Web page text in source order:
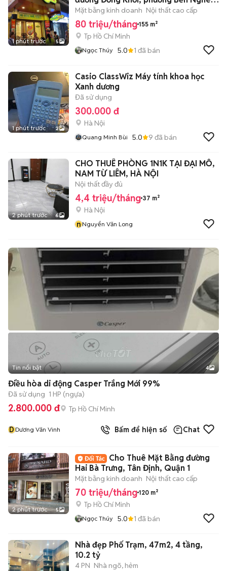
1 phút trước 5
Quận 1
Mặt bằng kinh doanh Nội thất cao cấp
80 triệu/tháng 155 m²
Tp Hồ Chí Minh
Ngọc Thúy 5.0 1 đã bán
1 phút trước 2
Casio ClassWiz Máy tính khoa học
Xanh dương
Đã sử dụng
300.000 đ
Hà Nội
Quang Minh Bùi 5.0 9 đã bán
2 phút trước 6
CHO THUÊ PHÒNG 1N1K TẠI ĐẠI MỖ,
NAM TỪ LIÊM, HÀ NỘI
Nội thất đầy đủ
4,4 triệu/tháng 37 m²
Hà Nội
nNguyển Văn Long
Tin nổi bật 4
Điều hòa di động Casper Trắng Mới 99%
Đã sử dụng 1 HP (ngựa)
2.800.000 đ Tp Hồ Chí Minh
DDương Văn Vinh Bấm để hiện số Chat
2 phút trước 5
Cho Thuê Mặt Bằng đường
Hai Bà Trưng, Tân Định, Quận 1
Mặt bằng kinh doanh Nội thất cao cấp
70 triệu/tháng 120 m²
Tp Hồ Chí Minh
Ngọc Thúy 5.0 1 đã bán
Nhà đẹp Phố Trạm, 47m2, 4 tầng,
10.2 tỷ
4 PN Nhà ngõ, hẻm